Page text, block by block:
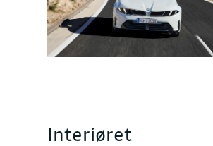
Interiøret